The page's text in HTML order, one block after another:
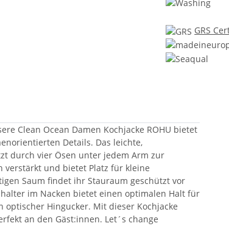
GRS
Clean Ocean Damen Kochjacke ROHU bietet
Details. Das leichte,
durch vier Ösen unter jedem Arm zur
verstärkt und bietet Platz für kleine
Saum findet ihr Stauraum geschützt vor
im Nacken bietet einen optimalen Halt für
Hingucker. Mit dieser Kochjacke
an den Gäst:innen. Let´s change